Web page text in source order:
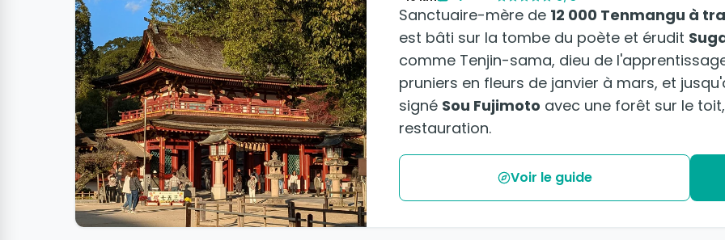
Sanctuaire-mère de 12 000 Tenmangu à
est bâti sur la tombe du poète et érudit
comme Tenjin-sama, dieu de
pruniers en fleurs de janvier à mars, et
signé Sou Fujimoto avec une forêt sur le
restauration.
Voir le guide